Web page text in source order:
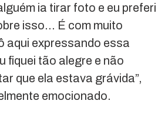
ia tirar foto e eu preferi
isso… É com muito
aqui expressando essa
fiquei tão alegre e não
que ela estava grávida”,
emocionado.